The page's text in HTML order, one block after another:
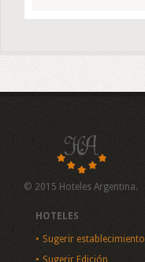
© 2015 Hoteles Argentina.
HOTELES
Sugerir establecimiento
Sugerir Edición